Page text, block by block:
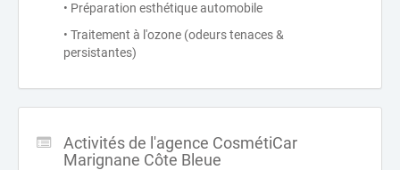
• Préparation esthétique automobile
• Traitement à l'ozone (odeurs tenaces &
persistantes)
Activités de l'agence CosmétiCar
Marignane Côte Bleue